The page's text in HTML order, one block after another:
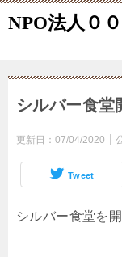
NPO法人０
シルバー食堂
更新日： 07/04/2020
Tweet
シルバー食堂を